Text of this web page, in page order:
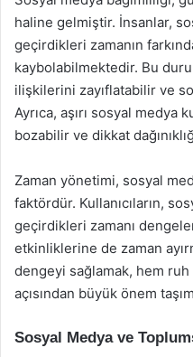
haline gelmiştir. İnsanlar,
geçirdikleri zamanın
kaybolabilmektedir. Bu
ilişkilerini zayıflatabilir ve
Ayrıca, aşırı sosyal medya
bozabilir ve dikkat
Zaman yönetimi, sosyal
faktördür. Kullanıcıların,
geçirdikleri zamanı
etkinliklerine de zaman
dengeyi sağlamak, hem
açısından büyük önem
Sosyal Medya ve